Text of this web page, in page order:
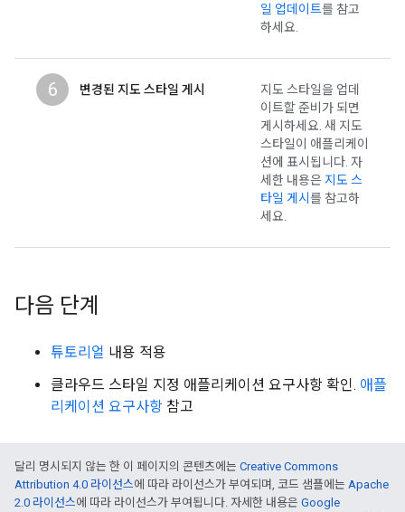
일 업데이트를 참고
하세요.
6 변경된 지도 스타일 게시
지도 스타일을 업데
이트할 준비가 되면
게시하세요. 새 지도
스타일이 애플리케이
션에 표시됩니다. 자
세한 내용은 지도 스
타일 게시 를 참고하
세요.
다음 단계
튜토리얼 내용 적용
클라우드 스타일 지정 애플리케이션 요구사항 확인. 애플
리케이션 요구사항 참고
달리 명시되지 않는 한 이 페이지의 콘텐츠에는 Creative Commons
Attribution 4.0 라이선스에 따라 라이선스가 부여되며, 코드 샘플에는 Apache
2.0 라이선스에 따라 라이선스가 부여됩니다. 자세한 내용은 Google